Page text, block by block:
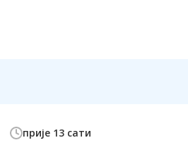
прије 13 сати